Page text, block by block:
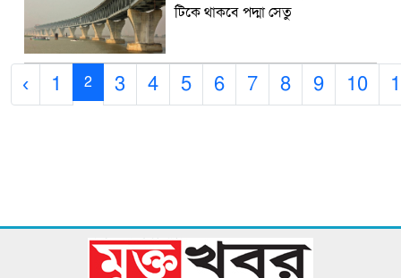
টিকে থাকবে পদ্মা সেতু
‹ 1 2 3 4 5 6 7 8 9 10